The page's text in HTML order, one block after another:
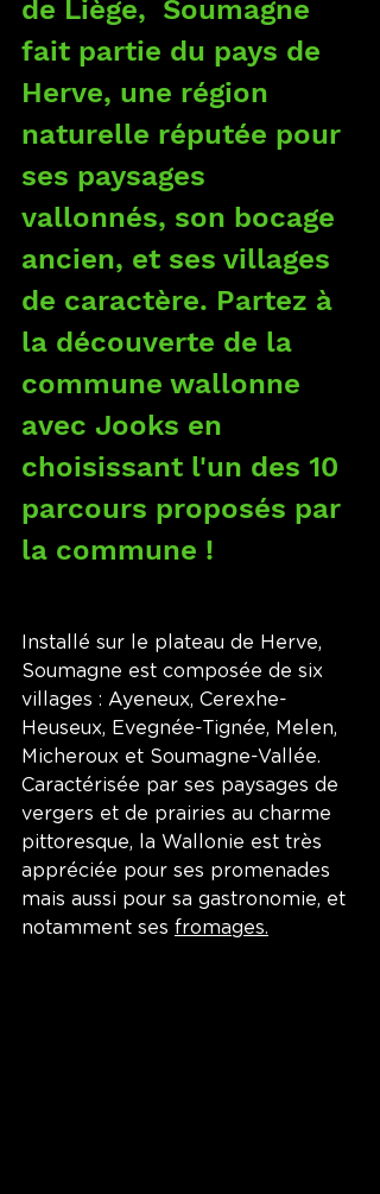
de Liège,  Soumagne
fait partie du pays de
Herve, une région
naturelle réputée pour
ses paysages
vallonnés, son bocage
ancien, et ses villages
de caractère. Partez à
la découverte de la
commune wallonne
avec Jooks en
choisissant l'un des 10
parcours proposés par
la commune !
Installé sur le plateau de Herve,
Soumagne est composée de six
villages : Ayeneux, Cerexhe-
Heuseux, Evegnée-Tignée, Melen,
Micheroux et Soumagne-Vallée.
Caractérisée par ses paysages de
vergers et de prairies au charme
pittoresque, la Wallonie est très
appréciée pour ses promenades
mais aussi pour sa gastronomie, et
notamment ses fromages.